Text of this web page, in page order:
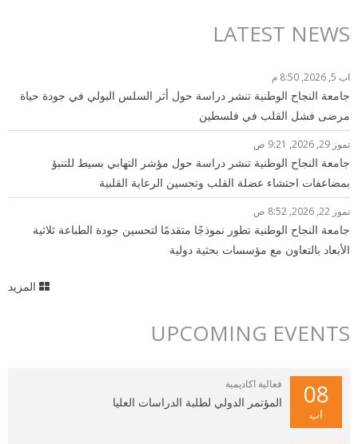
LATEST NEWS
اب 5, 2026, 8:50 م
جامعة النجاح الوطنية تنشر دراسة حول أثر السلس البولي في جودة حياة
مرضى فشل القلب في فلسطين
تموز 29, 2026, 9:21 ص
جامعة النجاح الوطنية تنشر دراسة حول مؤشر التهابي بسيط للتنبؤ
بمضاعفات احتشاء عضلة القلب وتحسين الرعاية القلبية
تموز 22, 2026, 8:52 ص
جامعة النجاح الوطنية تطور نموذجًا متقدمًا لتحسين جودة الطباعة ثلاثية
الأبعاد بالتعاون مع مؤسسات بحثية دولية
المزيد
UPCOMING EVENTS
08
اب
فعالية اكاديمية
المؤتمر الدولي لطلبة الدراسات العليا